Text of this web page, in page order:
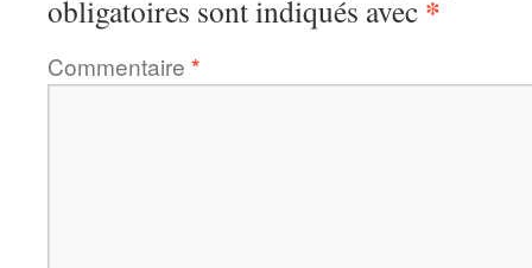
obligatoires sont indiqués avec *
Commentaire *